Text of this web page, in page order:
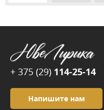
+ 375 (29) 114-25-14
Напишите нам